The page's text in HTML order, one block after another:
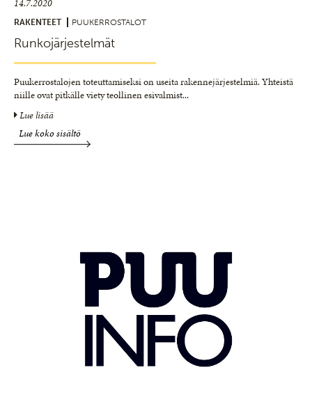
14.7.2020
RAKENTEET PUUKERROSTALOT
Runkojärjestelmät
Puukerrostalojen toteuttamiseksi on useita rakennejärjestelmiä. Yhteistä
niille ovat pitkälle viety teollinen esivalmist...
Lue lisää
Lue koko sisältö